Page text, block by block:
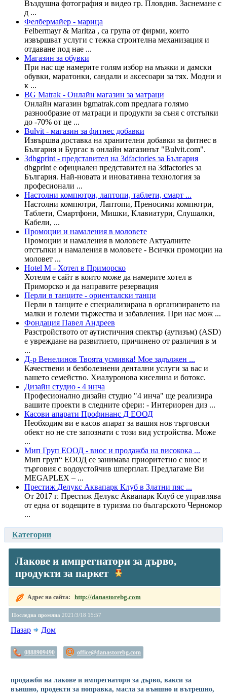
Въздушна фотография и видео гр. Пловдив. Заснемане с
д ...
Фелбермайер - марица
Felbermayr & Maritza , са група от фирми, които
извършват услуги с тежка строителна механизация и
отдаване под нае ...
Магазин за обувки
При нас ще намерите голям избор на мъжки и дамски
обувки, маратонки, сандали и аксесоари за тях. Модни и
к ...
BG Matrak - Онлайн магазин за матраци
Онлайн магазин bgmatrak.com предлага голямо
разнообразие от матраци и продукти за съня с отстъпки
до -70% от це ...
Bulvit - магазин за фитнес добавки
Извършва доставка на хранителни добавки за фитнес в
България и Бургас в онлайн магазинът "Bulvit.com".
3dbgprint - представител на 3dfactories за България
dbgprint е официален представител на 3dfactories за
България. Най-новата и иновативна технология за
професионали ...
Настолни компютри, лаптопи, таблети, смарт ...
Настолни компютри, Лаптопи, Преносими компютри,
Таблети, Смартфони, Мишки, Клавиатури, Слушалки,
Кабели, ...
Промоции и намаления в моловете
Промоции и намаления в моловете Актуалните
отстъпки и намаления в моловете - Всички промоции на
моловет ...
Hotel M - Хотел в Приморско
Хотелм е сайт в които може да намерите хотел в
Приморско и да направите резервация
Перли в танците - ориенталски танци
Перли в танците е специализирана в организирането на
малки и големи тържества и забавления. При нас мож ...
Фондация Павел Андреев
Разстройството от аутистичния спектър (аутизъм) (ASD)
е увреждане на развитието, причинено от различия в м
...
Д-р Венелинов Твоята усмивка! Мое задължен ...
Качествени и безболезнени дентални услуги за вас и
вашето семейство. Хиалуронова киселина и ботокс.
Дизайн студио - 4 инча
Професионално дизайн студио "4 инча" ще реализира
вашите проекти в следните сфери: - Интериорен диз ...
Касови апарати Профинанс Д ЕООД
Необходим ви е касов апарат за вашия нов търговски
обект но не сте запознати с този вид устройства. Може
...
Мип Груп ЕООД - внос и продажба на високока ...
Мип груп“ ЕООД се занимава приоритетно с внос и
търговия с водоустойчив шперплат. Предлагаме Ви
MEGAPLEX – ...
Престиж Делукс Аквапарк Клуб в Златни пяс ...
От 2017 г. Престиж Делукс Аквапарк Клуб се управлява
от една от водещите в туризма по българското Черномор
...
Категории
Лакове и импрегнатори за дърво,
продукти за паркет
Адрес на сайта: http://danastorebg.com
Последна промяна 2021/3/18 15:57
Пазар Дом
0888909490 office@danastorebg.com
продажби на лакове и импрегнатори за дърво, вакси за
външно, продекти за поправка, масла за външно и вътрешно,